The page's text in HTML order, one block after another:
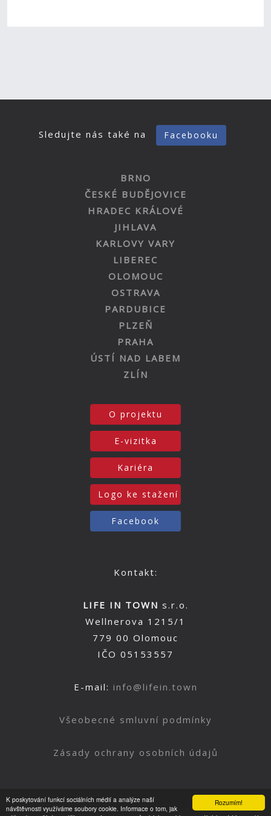
Rozumím!
K poskytování funkcí sociálních médií a analýze naší
návštěvnosti využíváme soubory cookie. Informace o tom, jak
Sledujte nás také na Facebooku
BRNO
ČESKÉ BUDĚJOVICE
HRADEC KRÁLOVÉ
JIHLAVA
KARLOVY VARY
LIBEREC
OLOMOUC
OSTRAVA
PARDUBICE
PLZEŇ
PRAHA
ÚSTÍ NAD LABEM
ZLÍN
O projektu
E-vizitka
Kariéra
Logo ke stažení
Facebook
Kontakt:
LIFE IN TOWN s.r.o.
Wellnerova 1215/1
779 00 Olomouc
IČO 05153557
E-mail: info@lifein.town
Všeobecné smluvní podmínky
Zásady ochrany osobních údajů
Nahoru